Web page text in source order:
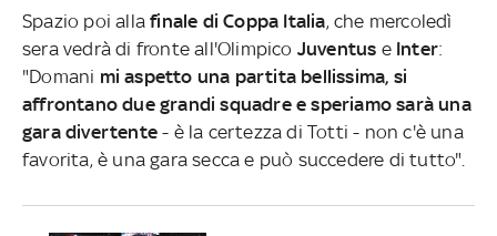
Spazio poi allafinale di Coppa Italia, che mercoledì
sera vedrà di fronte all'Olimpico Juventus e Inter:
"Domani mi aspetto una partita bellissima, si
affrontano due grandi squadre e speriamo sarà una
gara divertente - è la certezza di Totti - non c'è una
favorita, è una gara secca e può succedere di tutto".